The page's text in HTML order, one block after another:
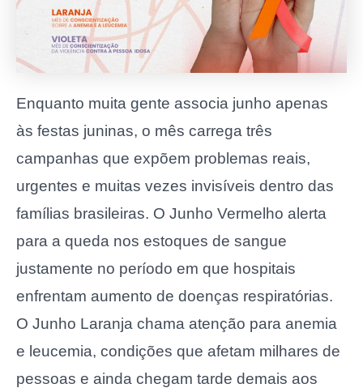
Enquanto muita gente associa junho apenas
às festas juninas, o mês carrega três
campanhas que expõem problemas reais,
urgentes e muitas vezes invisíveis dentro das
famílias brasileiras. O Junho Vermelho alerta
para a queda nos estoques de sangue
justamente no período em que hospitais
enfrentam aumento de doenças respiratórias.
O Junho Laranja chama atenção para anemia
e leucemia, condições que afetam milhares de
pessoas e ainda chegam tarde demais aos